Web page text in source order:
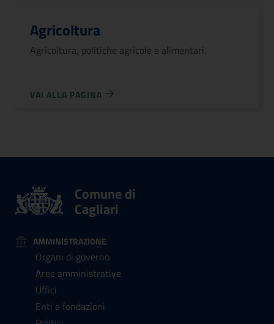
Agricoltura
Agricoltura, politiche agricole e alimentari.
VAI ALLA PAGINA
Comune di
Cagliari
AMMINISTRAZIONE
Organi di governo
Aree amministrative
Uffici
Enti e fondazioni